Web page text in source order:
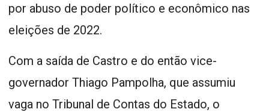
por abuso de poder político e econômico nas
eleições de 2022.
Com a saída de Castro e do então vice-
governador Thiago Pampolha, que assumiu
vaga no Tribunal de Contas do Estado, o